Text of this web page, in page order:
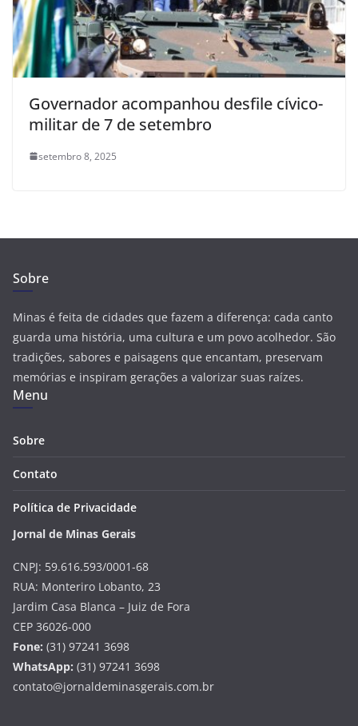
Governador acompanhou desfile cívico-
militar de 7 de setembro
setembro 8, 2025
Sobre
Minas é feita de cidades que fazem a diferença: cada canto
guarda uma história, uma cultura e um povo acolhedor. São
tradições, sabores e paisagens que encantam, preservam
memórias e inspiram gerações a valorizar suas raízes.
Menu
Sobre
Contato
Política de Privacidade
Jornal de Minas Gerais
CNPJ: 59.616.593/0001-68
RUA: Monteriro Lobanto, 23
Jardim Casa Blanca – Juiz de Fora
CEP 36026-000
Fone: (31) 97241 3698
WhatsApp: (31) 97241 3698
contato@jornaldeminasgerais.com.br